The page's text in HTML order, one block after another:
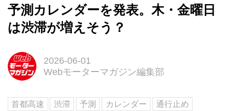
予測カレンダーを発表。木・金曜日
は渋滞が増えそう？
2026-06-01
Webモーターマガジン編集部
首都高速 渋滞 予測 カレンダー
通行止め